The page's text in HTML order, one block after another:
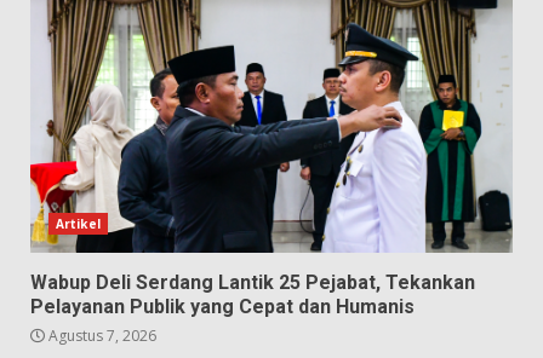
Artikel
Wabup Deli Serdang Lantik 25 Pejabat, Tekankan
Pelayanan Publik yang Cepat dan Humanis
Agustus 7, 2026